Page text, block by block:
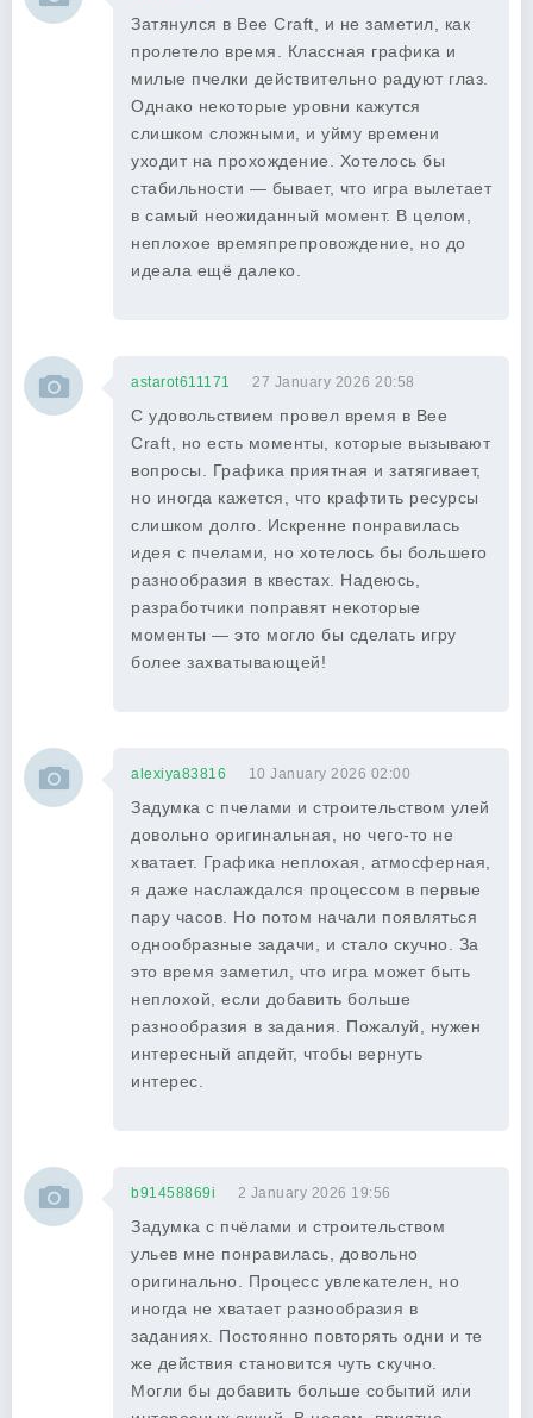
Затянулся в Bee Craft, и не заметил, как
пролетело время. Классная графика и
милые пчелки действительно радуют глаз.
Однако некоторые уровни кажутся
слишком сложными, и уйму времени
уходит на прохождение. Хотелось бы
стабильности — бывает, что игра вылетает
в самый неожиданный момент. В целом,
неплохое времяпрепровождение, но до
идеала ещё далеко.
astarot611171 27 January 2026 20:58
С удовольствием провел время в Bee
Craft, но есть моменты, которые вызывают
вопросы. Графика приятная и затягивает,
но иногда кажется, что крафтить ресурсы
слишком долго. Искренне понравилась
идея с пчелами, но хотелось бы большего
разнообразия в квестах. Надеюсь,
разработчики поправят некоторые
моменты — это могло бы сделать игру
более захватывающей!
alexiya83816 10 January 2026 02:00
Задумка с пчелами и строительством улей
довольно оригинальная, но чего-то не
хватает. Графика неплохая, атмосферная,
я даже наслаждался процессом в первые
пару часов. Но потом начали появляться
однообразные задачи, и стало скучно. За
это время заметил, что игра может быть
неплохой, если добавить больше
разнообразия в задания. Пожалуй, нужен
интересный апдейт, чтобы вернуть
интерес.
b91458869i 2 January 2026 19:56
Задумка с пчёлами и строительством
ульев мне понравилась, довольно
оригинально. Процесс увлекателен, но
иногда не хватает разнообразия в
заданиях. Постоянно повторять одни и те
же действия становится чуть скучно.
Могли бы добавить больше событий или